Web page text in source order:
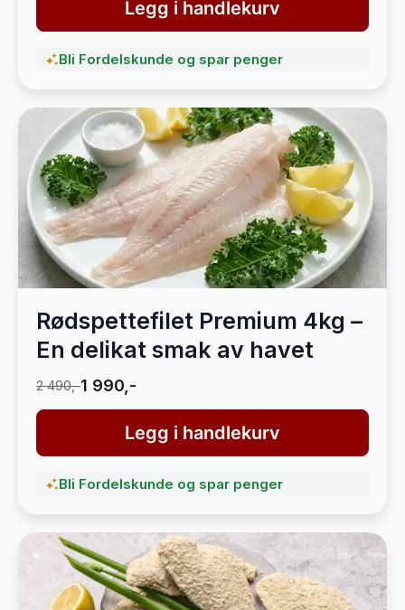
Legg i handlekurv
Bli Fordelskunde og spar penger
Rødspettefilet Premium 4kg –
En delikat smak av havet
2 490,-1 990,-
Legg i handlekurv
Bli Fordelskunde og spar penger